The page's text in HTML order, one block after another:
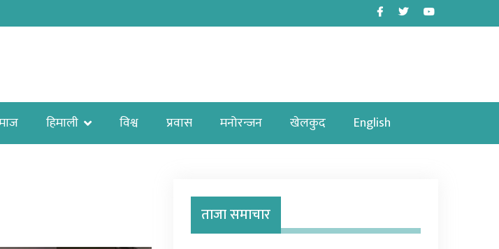
Facebook
TwitterYoutube
हिमाली विश्व प्रवास मनोरन्जन खेलकुद English
ताजा समाचार